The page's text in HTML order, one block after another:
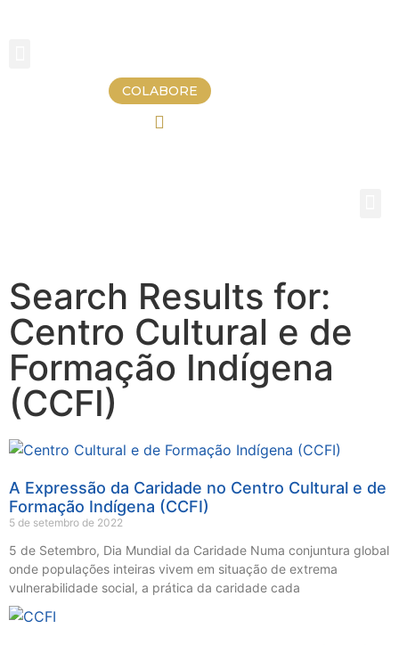
COLABORE
Search Results for:
Centro Cultural e de
Formação Indígena
(CCFI)
A Expressão da Caridade no Centro Cultural e de
Formação Indígena (CCFI)
5 de setembro de 2022
5 de Setembro, Dia Mundial da Caridade Numa conjuntura global
onde populações inteiras vivem em situação de extrema
vulnerabilidade social, a prática da caridade cada